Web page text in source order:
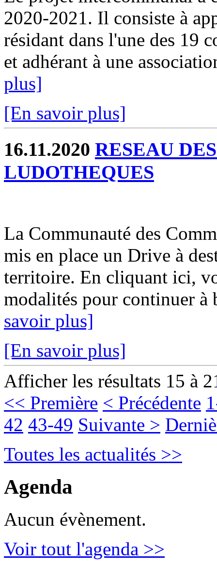
2020-2021. Il consiste à
résidant dans l'une des 19
et adhérant à une
plus]
[En savoir plus]
16.11.2020 RESEAU
LUDOTHEQUES
La Communauté des
mis en place un Drive à
territoire. En cliquant ici,
modalités pour continuer à
savoir plus]
[En savoir plus]
Afficher les résultats 15 à
<< Première < Précédente
42 43-49 Suivante >
Toutes les actualités >>
Agenda
Aucun évènement.
Voir tout l'agenda >>